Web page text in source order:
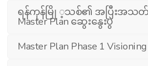
ရန်ကုန်မြို ့သစ်၏ အပြီးအသ
Master Plan ဆွေးနွေးပွဲ
Master Plan Phase 1